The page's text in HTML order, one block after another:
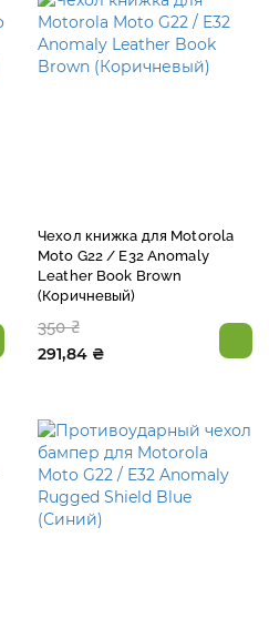
Чехол книжка для Motorola
Moto G22 / E32 Anomaly
Leather Book Brown
(Коричневый)
350 ₴
291,84 ₴